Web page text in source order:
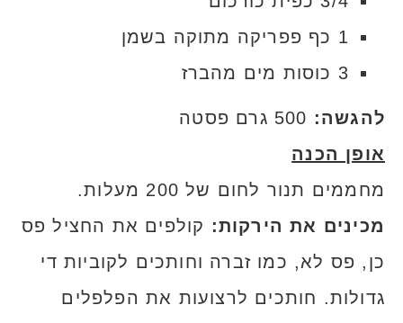
1 כף פפריקה מתוקה בשמן
3 כוסות מים מהברז
להגשה: 500 גרם פסטה
אופן הכנה
מחממים תנור לחום של 200 מעלות.
מכינים את הירקות: קולפים את החציל פס
כן, פס לא, כמו זברה וחותכים לקוביות די
גדולות. חותכים לרצועות את הפלפלים